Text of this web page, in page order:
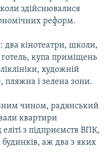
здійснювалися
реформ.
два кінотеатри, школи,
купа приміщень
художній
пляжна і зелена зони.
чином, радянський
квартири
з підприємств ВПК,
будинків, аж два з яких